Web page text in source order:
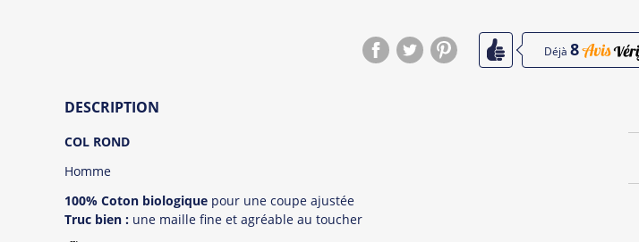
Déjà 8
DESCRIPTION
COL ROND
Homme
100% Coton biologique pour une coupe ajustée
Truc bien : une maille fine et agréable au toucher